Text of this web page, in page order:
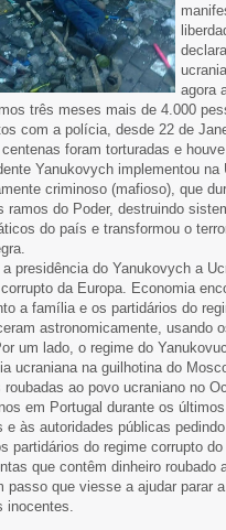
agora
três meses mais de 4.000
com a polícia, desde 22 de
foram torturadas e
Yanukovych implementou na
criminoso (mafioso), que
ramos do Poder, destruindo
do país e transformou o
a presidência do Yanukovych a
da Europa. Economia
a família e os partidários do
astronomicamente, usando
um lado, o regime do
ucraniana na guilhotina do
roubadas ao povo ucraniano no
em Portugal durante os
e às autoridades públicas
partidários do regime corrupto
que contêm dinheiro roubado
passo que viesse a ajudar parar
inocentes.